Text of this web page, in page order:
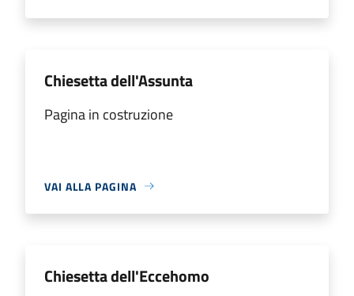
Chiesetta dell'Assunta
Pagina in costruzione
VAI ALLA PAGINA
Chiesetta dell'Eccehomo